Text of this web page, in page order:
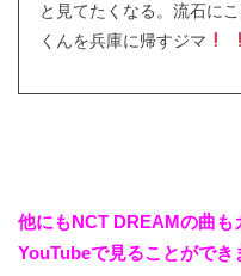
と見てたくなる。流石に
くんを兵庫に帰すジマ
他にもNCT DREAMの曲
YouTubeで見ることができ